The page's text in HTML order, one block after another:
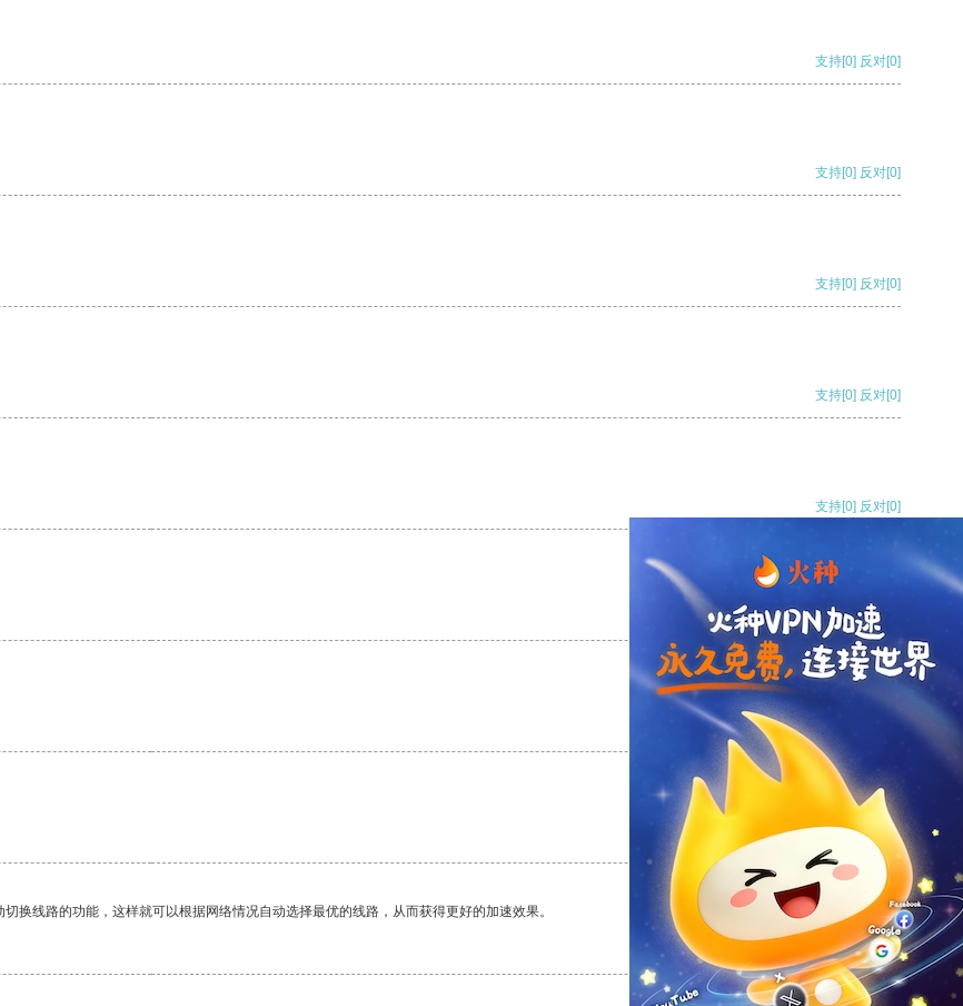
支持[0] 反对[0]
支持[0] 反对[0]
支持[0] 反对[0]
支持[0] 反对[0]
支持[0] 反对[0]
支持[0] 反对
支持
反对 [0]
换线路的功能，这样就可以根据网络情况自动选择最优的线路，从而获得更好的加速效果。
支持[0] 反对[0]